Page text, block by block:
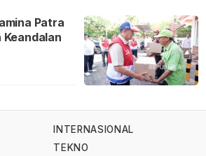
Patra
Keandalan
INTERNASIONAL
TEKNO